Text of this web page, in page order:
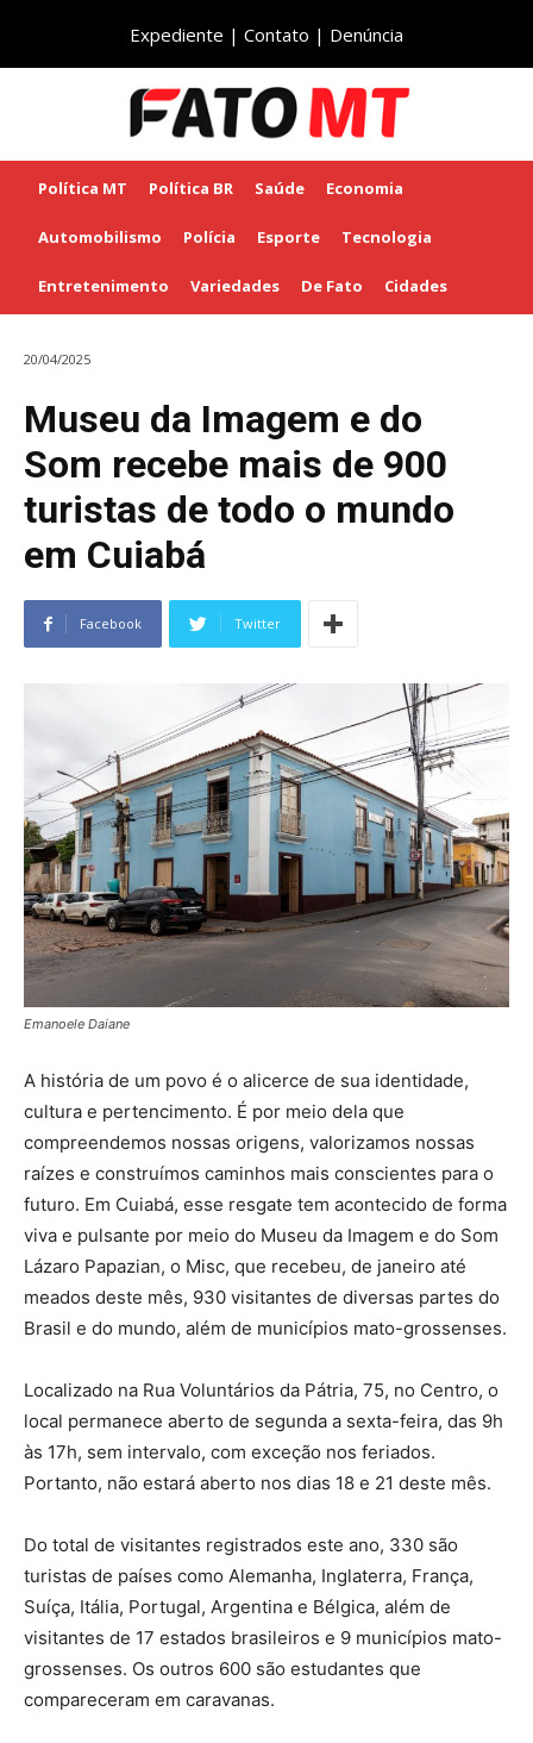
Expediente | Contato | Denúncia
Política MT Política BR Saúde Economia
Automobilismo Polícia Esporte Tecnologia
Entretenimento Variedades De Fato Cidades
20/04/2025
Museu da Imagem e do
Som recebe mais de 900
turistas de todo o mundo
em Cuiabá
Facebook Twitter
Emanoele Daiane
A história de um povo é o alicerce de sua identidade,
cultura e pertencimento. É por meio dela que
compreendemos nossas origens, valorizamos nossas
raízes e construímos caminhos mais conscientes para o
futuro. Em Cuiabá, esse resgate tem acontecido de forma
viva e pulsante por meio do Museu da Imagem e do Som
Lázaro Papazian, o Misc, que recebeu, de janeiro até
meados deste mês, 930 visitantes de diversas partes do
Brasil e do mundo, além de municípios mato-grossenses.
Localizado na Rua Voluntários da Pátria, 75, no Centro, o
local permanece aberto de segunda a sexta-feira, das 9h
às 17h, sem intervalo, com exceção nos feriados.
Portanto, não estará aberto nos dias 18 e 21 deste mês.
Do total de visitantes registrados este ano, 330 são
turistas de países como Alemanha, Inglaterra, França,
Suíça, Itália, Portugal, Argentina e Bélgica, além de
visitantes de 17 estados brasileiros e 9 municípios mato-
grossenses. Os outros 600 são estudantes que
compareceram em caravanas.